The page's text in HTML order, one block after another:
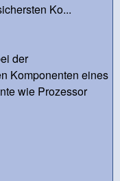
Ko...
der
Komponenten eines
wie Prozessor